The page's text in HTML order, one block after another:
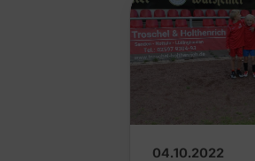
04.10.2022